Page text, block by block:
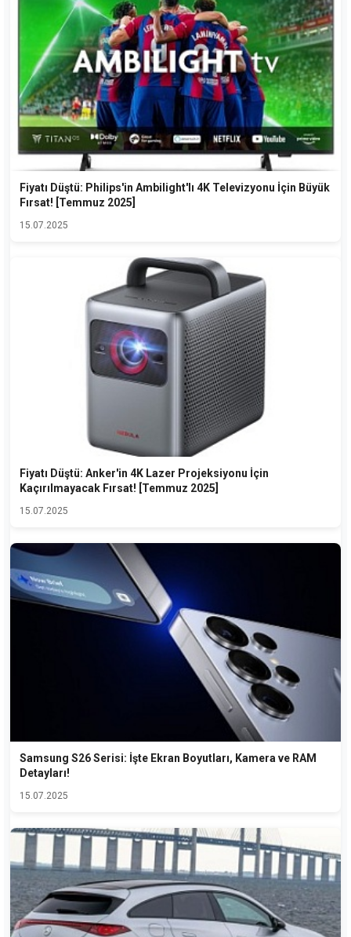
Fiyatı Düştü: Philips'in Ambilight'lı 4K Televizyonu İçin Büyük
Fırsat! [Temmuz 2025]
15.07.2025
Fiyatı Düştü: Anker'in 4K Lazer Projeksiyonu İçin
Kaçırılmayacak Fırsat! [Temmuz 2025]
15.07.2025
Samsung S26 Serisi: İşte Ekran Boyutları, Kamera ve RAM
Detayları!
15.07.2025